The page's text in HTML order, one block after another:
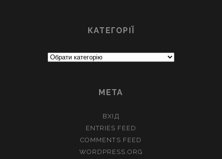
КАТЕГОРІЇ
МЕТА
ВХІД
ENTRIES FEED
COMMENTS FEED
WORDPRESS.ORG